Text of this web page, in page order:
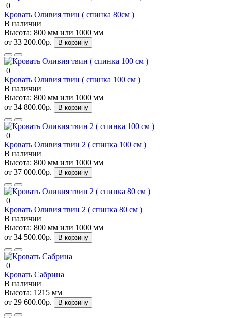
0
Кровать Оливия твин ( спинка 80см )
В наличии
Высота: 800 мм или 1000 мм
от 33 200.00р.
В корзину
0
Кровать Оливия твин ( спинка 100 см )
В наличии
Высота: 800 мм или 1000 мм
от 34 800.00р.
В корзину
0
Кровать Оливия твин 2 ( спинка 100 см )
В наличии
Высота: 800 мм или 1000 мм
от 37 000.00р.
В корзину
0
Кровать Оливия твин 2 ( спинка 80 см )
В наличии
Высота: 800 мм или 1000 мм
от 34 500.00р.
В корзину
0
Кровать Сабрина
В наличии
Высота: 1215 мм
от 29 600.00р.
В корзину